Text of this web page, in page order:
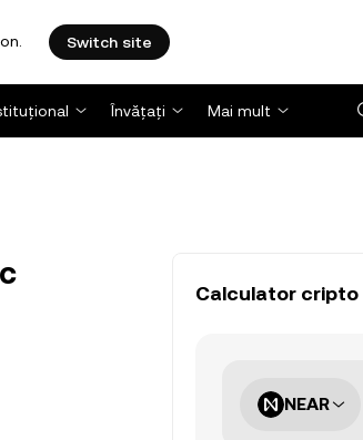
Switch site
Învățați Mai mult
Calculator cripto
NEAR